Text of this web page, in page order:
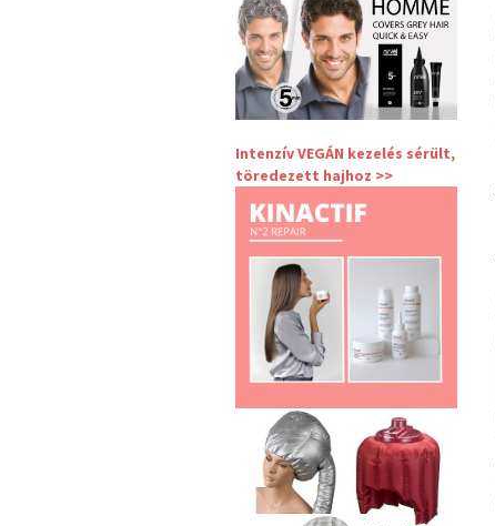
Intenzív VEGÁN kezelés sérült,
töredezett hajhoz >>